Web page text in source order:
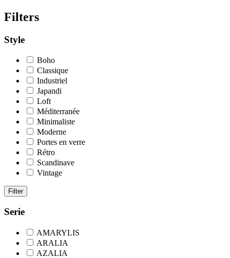
Filters
Style
Boho
Classique
Industriel
Japandi
Loft
Méditerranée
Minimaliste
Moderne
Portes en verre
Rétro
Scandinave
Vintage
Filter
Serie
AMARYLIS
ARALIA
AZALIA